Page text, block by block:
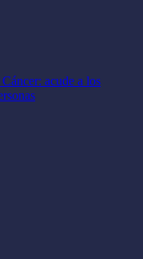
acude a los